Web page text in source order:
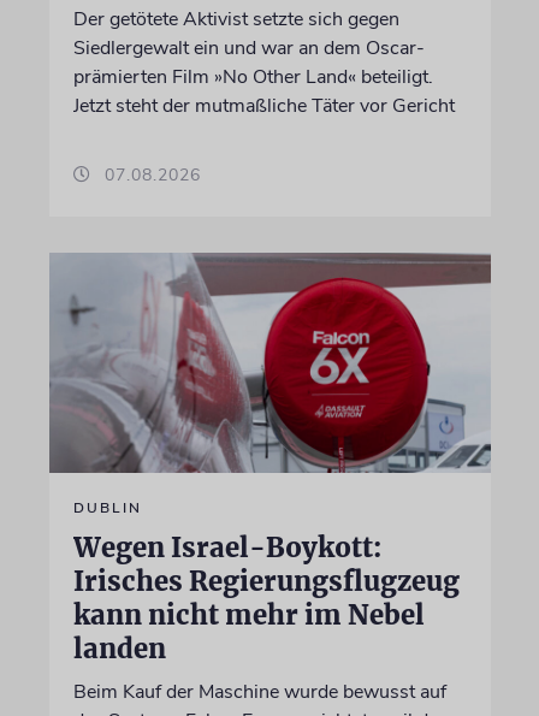
Der getötete Aktivist setzte sich gegen
Siedlergewalt ein und war an dem Oscar-
prämierten Film »No Other Land« beteiligt.
Jetzt steht der mutmaßliche Täter vor Gericht
07.08.2026
DUBLIN
Wegen Israel-Boykott:
Irisches Regierungsflugzeug
kann nicht mehr im Nebel
landen
Beim Kauf der Maschine wurde bewusst auf